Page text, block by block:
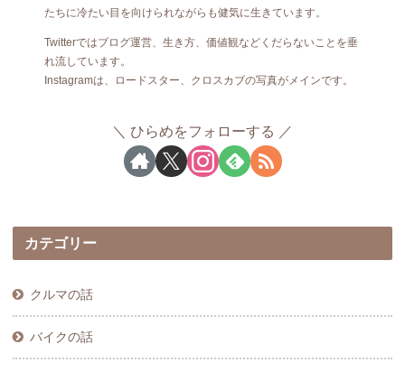
たちに冷たい目を向けられながらも健気に生きています。
Twitterではブログ運営、生き方、価値観などくだらないことを垂
れ流しています。
Instagramは、ロードスター、クロスカブの写真がメインです。
ひらめをフォローする
カテゴリー
クルマの話
バイクの話